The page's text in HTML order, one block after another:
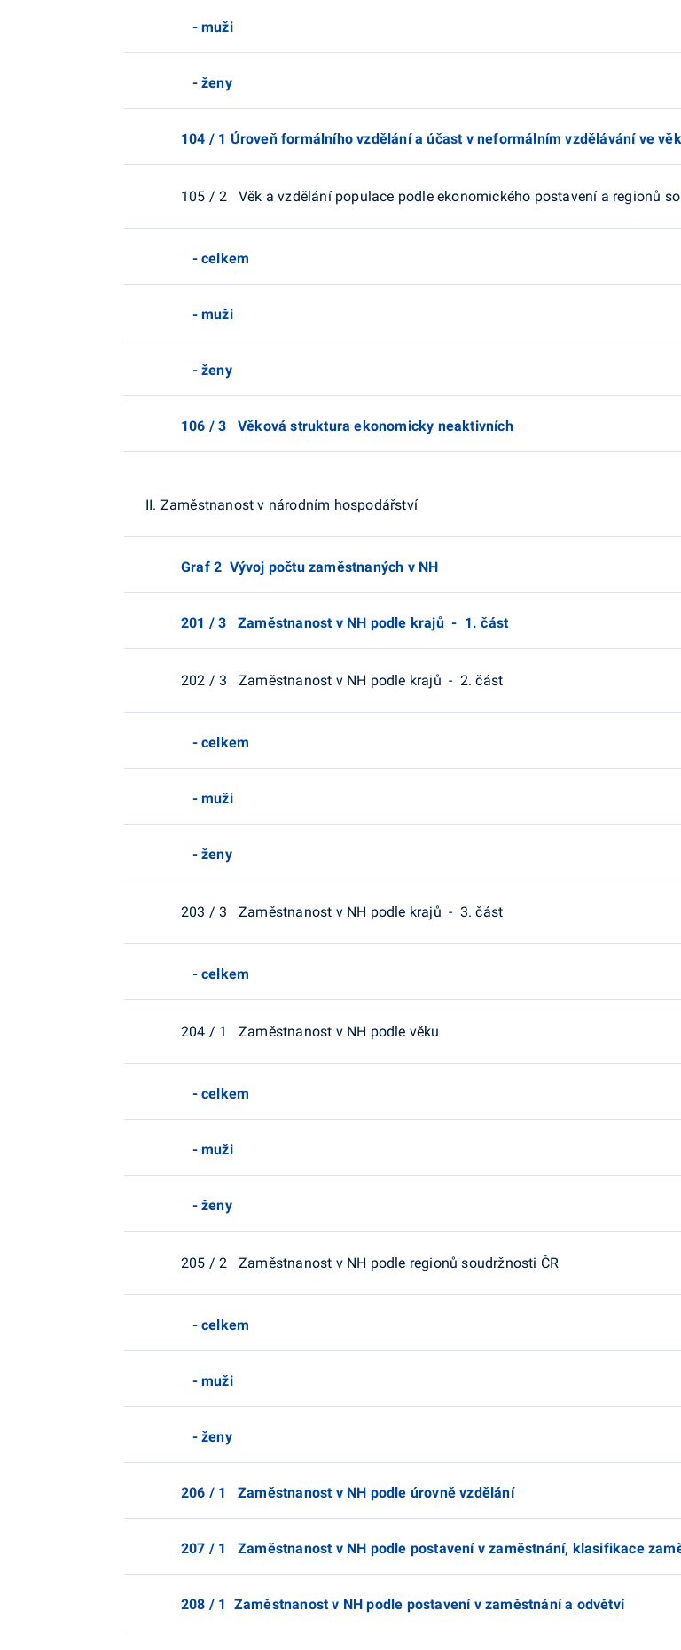
- muži
- ženy
104 / 1 Úroveň formálního vzdělání a účast v neformálním vzdělávání ve
105 / 2 Věk a vzdělání populace podle ekonomického postavení a regionů
- celkem
- muži
- ženy
106 / 3 Věková struktura ekonomicky neaktivních
II. Zaměstnanost v národním hospodářství
Graf 2 Vývoj počtu zaměstnaných v NH
201 / 3 Zaměstnanost v NH podle krajů - 1. část
202 / 3 Zaměstnanost v NH podle krajů - 2. část
- celkem
- muži
- ženy
203 / 3 Zaměstnanost v NH podle krajů - 3. část
- celkem
204 / 1 Zaměstnanost v NH podle věku
- celkem
- muži
- ženy
205 / 2 Zaměstnanost v NH podle regionů soudržnosti ČR
- celkem
- muži
- ženy
206 / 1 Zaměstnanost v NH podle úrovně vzdělání
207 / 1 Zaměstnanost v NH podle postavení v zaměstnání, klasifikace
208 / 1 Zaměstnanost v NH podle postavení v zaměstnání a odvětví